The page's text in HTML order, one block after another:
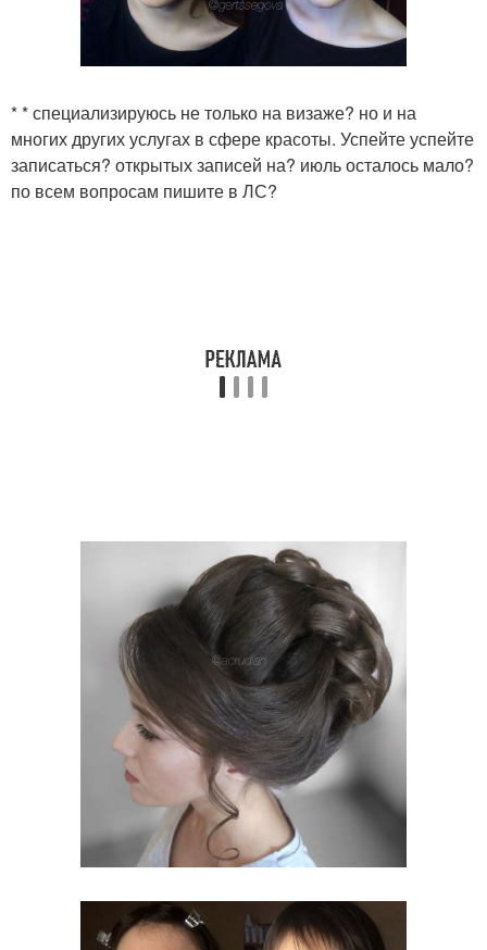
* * специализируюсь не только на визаже? но и на
многих других услугах в сфере красоты. Успейте успейте
записаться? открытых записей на? июль осталось мало?
по всем вопросам пишите в ЛС?